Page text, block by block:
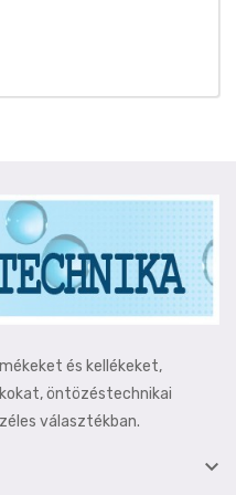
és kellékeket,
öntözéstechnikai
választékban.
